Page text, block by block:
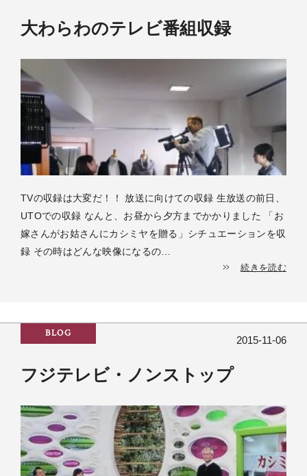
大わらわのテレビ番組収録
TVの収録は大変だ！！ 放送に向けての収録 生放送の前日、
UTOでの収録 なんと、お昼から夕方までかかりました 「お
嫁さんがお姑さんにカシミヤを贈る」シチュエーションを収
録 その時はどんな映像になるの…
続きを読む
BLOG
2015-11-06
フジテレビ・ノンストップ